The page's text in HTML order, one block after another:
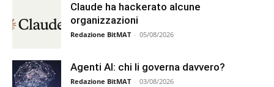
Claude ha hackerato alcune
organizzazioni
Redazione BitMAT - 05/08/2026
Agenti AI: chi li governa davvero?
Redazione BitMAT - 03/08/2026